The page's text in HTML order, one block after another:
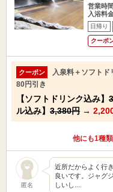
営業時
入浴料
日帰り
クーポ
クーポン
入泉料＋ソフト
80円引き
【ソフトドリンク込み】
ル込み】 3,380円 →
他にも1種
匿名
近所だからよく行
良いです。ジャグ
しいし…